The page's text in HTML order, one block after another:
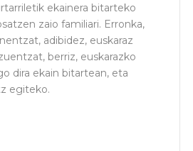
ekainera bitarteko
zaio familiari. Erronka,
adibidez, euskaraz
berriz, euskarazko
dira ekain bitartean, eta
egiteko.